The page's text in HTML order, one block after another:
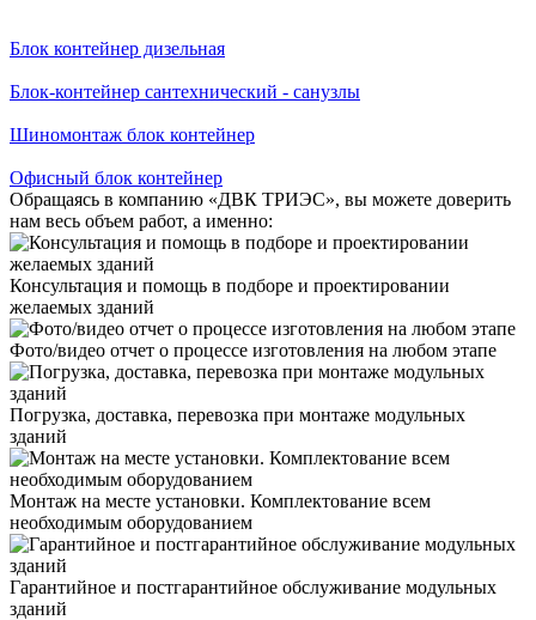
Блок контейнер дизельная
Блок-контейнер сантехнический - санузлы
Шиномонтаж блок контейнер
Офисный блок контейнер
Обращаясь в компанию «ДВК ТРИЭС», вы можете доверить
нам весь объем работ, а именно:
Консультация и помощь в подборе и проектировании
желаемых зданий
Фото/видео отчет о процессе изготовления на любом этапе
Погрузка, доставка, перевозка при монтаже модульных
зданий
Монтаж на месте установки. Комплектование всем
необходимым оборудованием
Гарантийное и постгарантийное обслуживание модульных
зданий